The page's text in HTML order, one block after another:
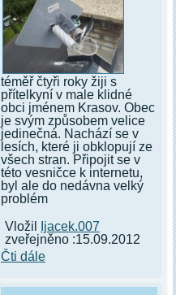
téměř čtyři roky žiji s
přítelkyní v male klidné
obci jménem Krasov. Obec
je svým způsobem velice
jedinečná. Nachází se v
lesích, které ji obklopují ze
všech stran. Připojit se v
této vesničce k internetu,
byl ale do nedávna velký
problém
Vložil
Ijacek.007
zveřejněno :15.09.2012
Čti dále